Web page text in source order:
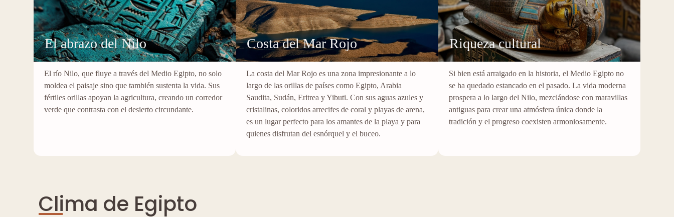
El abrazo del Nilo
El río Nilo, que fluye a través del Medio Egipto, no solo
moldea el paisaje sino que también sustenta la vida. Sus
fértiles orillas apoyan la agricultura, creando un corredor
verde que contrasta con el desierto circundante.
Costa del Mar Rojo
La costa del Mar Rojo es una zona impresionante a lo
largo de las orillas de países como Egipto, Arabia
Saudita, Sudán, Eritrea y Yibuti. Con sus aguas azules y
cristalinas, coloridos arrecifes de coral y playas de arena,
es un lugar perfecto para los amantes de la playa y para
quienes disfrutan del esnórquel y el buceo.
Riqueza cultural
Si bien está arraigado en la historia, el Medio Egipto no
se ha quedado estancado en el pasado. La vida moderna
prospera a lo largo del Nilo, mezclándose con maravillas
antiguas para crear una atmósfera única donde la
tradición y el progreso coexisten armoniosamente.
Clima de Egipto